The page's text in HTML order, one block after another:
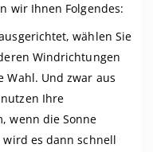
wir Ihnen Folgendes:
wählen Sie
Windrichtungen
Wahl. Und zwar aus
Ihre
wenn die Sonne
es dann schnell